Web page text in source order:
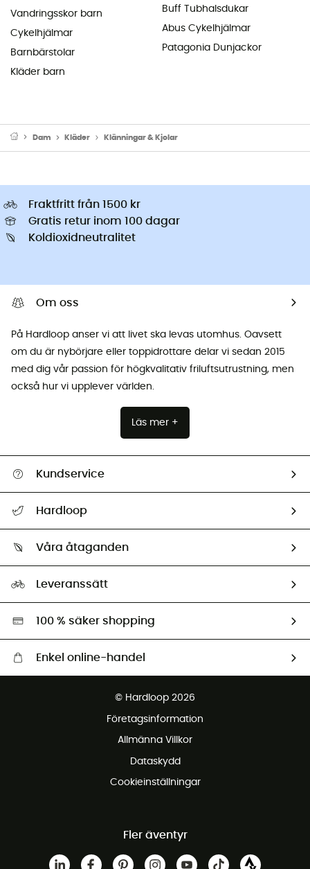
Vandringsskor barn
Cykelhjälmar
Barnbärstolar
Kläder barn
Buff Tubhalsdukar
Abus Cykelhjälmar
Patagonia Dunjackor
Dam Kläder Klänningar & Kjolar
Fraktfritt från 1500 kr
Gratis retur inom 100 dagar
Koldioxidneutralitet
Om oss
På Hardloop anser vi att livet ska levas utomhus. Oavsett
om du är nybörjare eller toppidrottare delar vi sedan 2015
med dig vår passion för högkvalitativ friluftsutrustning, men
också hur vi upplever världen.
Läs mer +
Kundservice
Retur & återbetalning
Hardloop
Ambassadörer
Våra åtaganden
Miljöanpassat urval
Leveranssätt
100 % säker shopping
Enkel online-handel
© Hardloop 2026
Företagsinformation
Allmänna Villkor
Dataskydd
Cookieinställningar
Fler äventyr